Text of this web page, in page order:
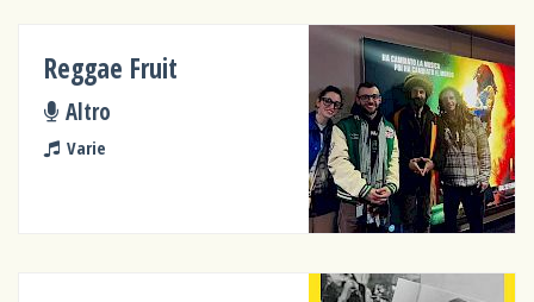
Reggae Fruit
Altro
Varie